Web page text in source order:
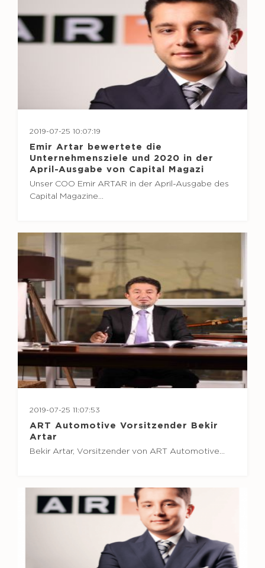
2019-07-25 10:07:19
Emir Artar bewertete die
Unternehmensziele und 2020 in der
April-Ausgabe von Capital Magazi
Unser COO Emir ARTAR in der April-Ausgabe des
Capital Magazine…
2019-07-25 11:07:53
ART Automotive Vorsitzender Bekir
Artar
Bekir Artar, Vorsitzender von ART Automotive…